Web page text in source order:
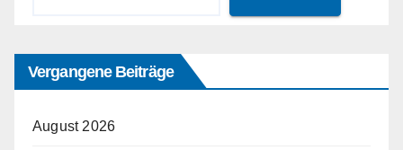
Vergangene Beiträge
August 2026